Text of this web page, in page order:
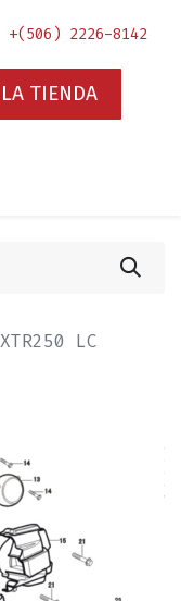
+(506) 2226-8142
TIENDA
LC